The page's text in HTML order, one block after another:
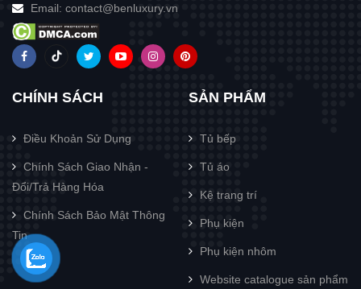
Email: contact@benluxury.vn
CHÍNH SÁCH
Điều Khoản Sử Dụng
Chính Sách Giao Nhận -
Đổi/Trả Hàng Hóa
Chính Sách Bảo Mật Thông
Tin
SẢN PHẨM
Tủ bếp
Tủ áo
Kệ trang trí
Phụ kiện
Phụ kiện nhôm
Website catalogue sản phẩm